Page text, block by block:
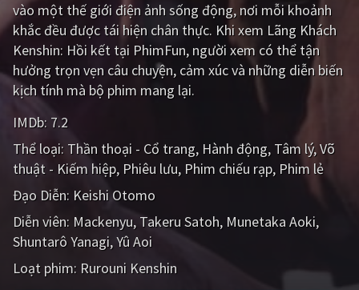
Hàn Quốc Nhật Bản
Ấn Độ Việt Nam
Tổng hợp
CẬP NHẬT
PHIM MỚI
PHIM BỘ
PHIM LẺ
PHIM CHIẾU RẠP
vào một thế giới điện ảnh sống động, nơi mỗi khoảnh
khắc đều được tái hiện chân thực. Khi xem Lãng Khách
Kenshin: Hồi kết tại PhimFun, người xem có thể tận
hưởng trọn vẹn câu chuyện, cảm xúc và những diễn biến
kịch tính mà bộ phim mang lại.
IMDb: 7.2
Thể loại: Thần thoại - Cổ trang Hành động Tâm lý Võ
thuật - Kiếm hiệp Phiêu lưu Phim chiếu rạp Phim lẻ
Đạo Diễn: Keishi Otomo
Diễn viên: Mackenyu Takeru Satoh Munetaka Aoki
Shuntarô Yanagi Yû Aoi
Loạt phim: Rurouni Kenshin